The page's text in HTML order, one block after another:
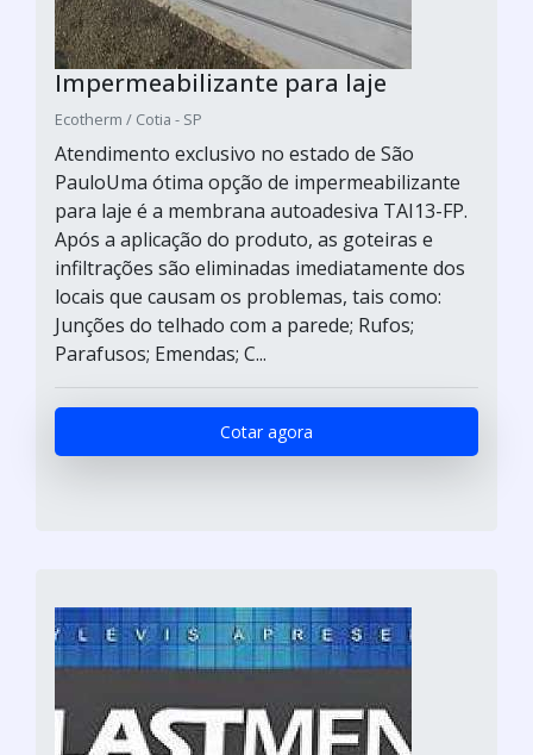
Impermeabilizante para laje
Ecotherm / Cotia - SP
Atendimento exclusivo no estado de São
PauloUma ótima opção de impermeabilizante
para laje é a membrana autoadesiva TAI13-FP.
Após a aplicação do produto, as goteiras e
infiltrações são eliminadas imediatamente dos
locais que causam os problemas, tais como:
Junções do telhado com a parede; Rufos;
Parafusos; Emendas; C...
Cotar agora